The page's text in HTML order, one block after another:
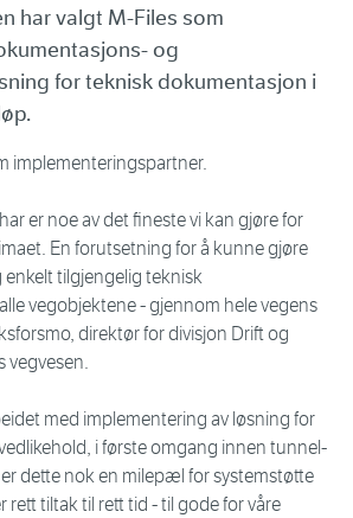
har valgt M-Files som
og
for teknisk dokumentasjon i
implementeringspartner.
er noe av det fineste vi kan gjøre for
En forutsetning for å kunne gjøre
enkelt tilgjengelig teknisk
vegobjektene - gjennom hele vegens
direktør for divisjon Drift og
vegvesen.
med implementering av løsning for
i første omgang innen tunnel-
dette nok en milepæl for systemstøtte
rett tiltak til rett tid - til gode for våre